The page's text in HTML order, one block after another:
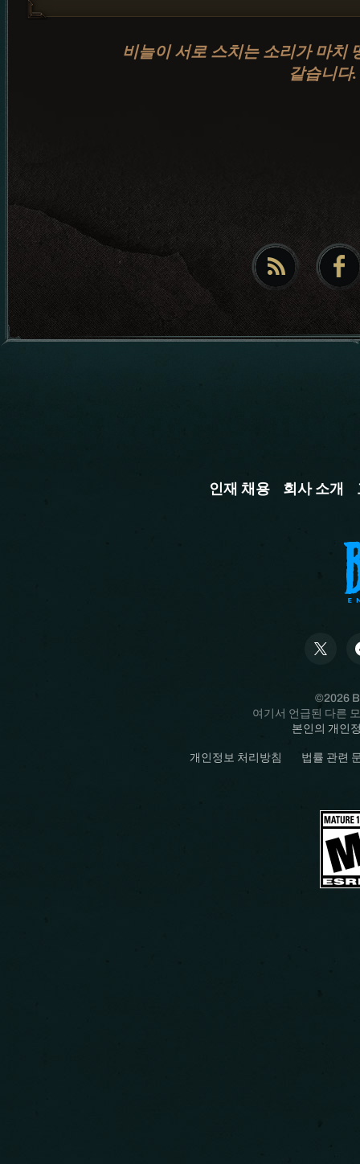
비늘이 서로 스치는 소리가 마치
같습니다.